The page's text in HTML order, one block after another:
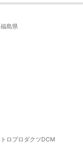
福島県
ロプロダクツDCM